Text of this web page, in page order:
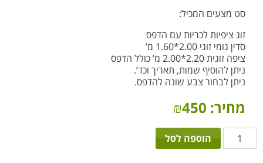
סט מצעים המכיל:
זוג ציפיות לכריות עם הדפס
סדין גומי זוגי 2.00*1.60 מ’
ציפה זוגית 2.20*2.00 מ’ כולל הדפס
ניתן להוסיף שמות, תאריך וכד’.
ניתן לבחור צבע שונה להדפס.
מחיר: ₪450
כמות
הוספה לסל